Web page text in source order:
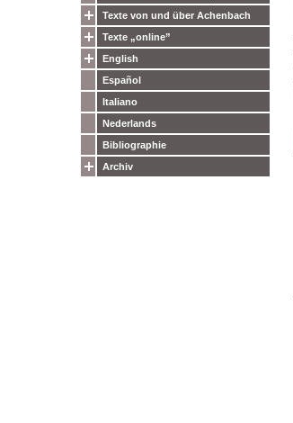
Texte von und über Achenbach
Texte „online”
English
Español
Italiano
Nederlands
Bibliographie
Archiv